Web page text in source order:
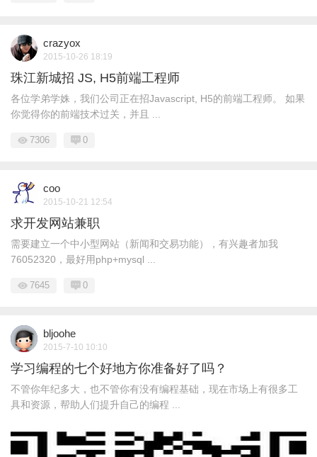
crazyox
2015-10-26 18:19
珠江新城招 JS, H5前端工程师
各位学弟学姝，我们公司正在招Javascript, H5的前端工程师。 如果
你觉得你的前端技术过关，并且 ...
7306 0
coo
2015-10-21 12:54
求开发网站兼职
需要建立一个中小型网站（新闻和交易功能），有兴趣者加我
76052320，最好用php+mysql ...
7645 0
bljoohe
2015-7-10 10:10
学习编程的七个好地方你准备好了吗？
不管你年纪多大，也不管你有没有编程基础，现在市场上有很多工
具和资源，帮助人们提升自己的编程 ...